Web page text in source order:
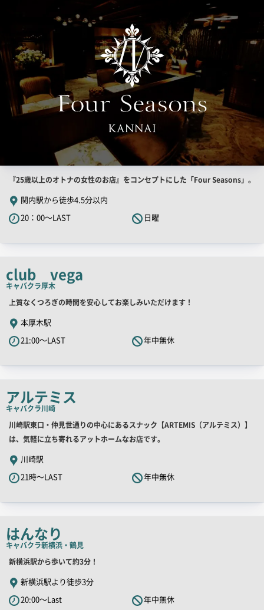
画
像
店
舗
PR
キ
コ
ピ
ー
『25歳以上のオトナの女性のお店』をコンセプトにした「Four Seasons」。
関内駅から徒歩4.5分以内
20：00～LAST
日曜
club vega
キャバクラ厚木
店
舗
PR
キ
コ
ピ
ー
上質なくつろぎの時間を安心してお楽しみいただけます！
本厚木駅
21:00～LAST
年中無休
アルテミス
キャバクラ川崎
店
舗
PR
キ
ャ
ピ
ー
川崎駅東口・仲見世通りの中心にあるスナック【ARTEMIS（アルテミス）】
は、気軽に立ち寄れるアットホームなお店です。
川崎駅
21時～LAST
年中無休
はんなり
キャバクラ新横浜・鶴見
店
舗
PR
キ
新横浜駅から歩いて約3分！
新横浜駅より徒歩3分
20:00～Last
年中無休